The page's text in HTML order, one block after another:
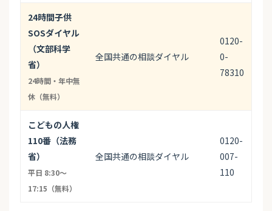
24時間子供
SOSダイヤル
（文部科学
省）
24時間・年中無
休（無料）
全国共通の相談ダイヤル
0120-
0-
78310
こどもの人権
110番（法務
省）
平日 8:30〜
17:15（無料）
全国共通の相談ダイヤル
0120-
007-
110